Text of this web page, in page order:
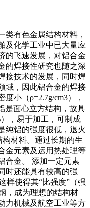
类有色金属结构材料，
及化学工业中已大量应
的飞速发展，对铝合金
的焊接性研究也随之深
接技术的发展，同时焊
域，因此铝合金的焊接
小（ρ=2.7g/cm3），
是面心立方结构，故具
，易于加工，可制成
纯铝的强度很低，退火
构材料。通过长期的生
金元素及运用热处理等
合金。 添加一定元素
时还能具有较高的强
样使得其“比强度”（强
，成为理想的结构材
力机械及航空工业等方